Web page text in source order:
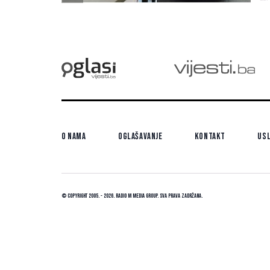
O nama Oglašavanje Kontakt
© Copyright 2005. - 2026. Radio M Media Group.Sva prava zadržana.